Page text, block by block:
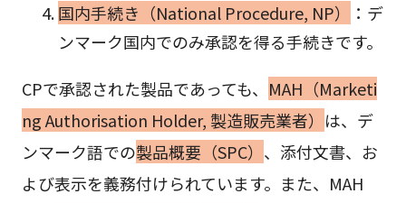
国内手続き（National Procedure, NP）
：デ
ンマーク国内でのみ承認を得る手続きです。
CPで承認された製品であっても、 MAH（Marketi
ng Authorisation Holder, 製造販売業者） は、デ
ンマーク語での製品概要（SPC） 、添付文書、お
よび表示を義務付けられています。また、MAH